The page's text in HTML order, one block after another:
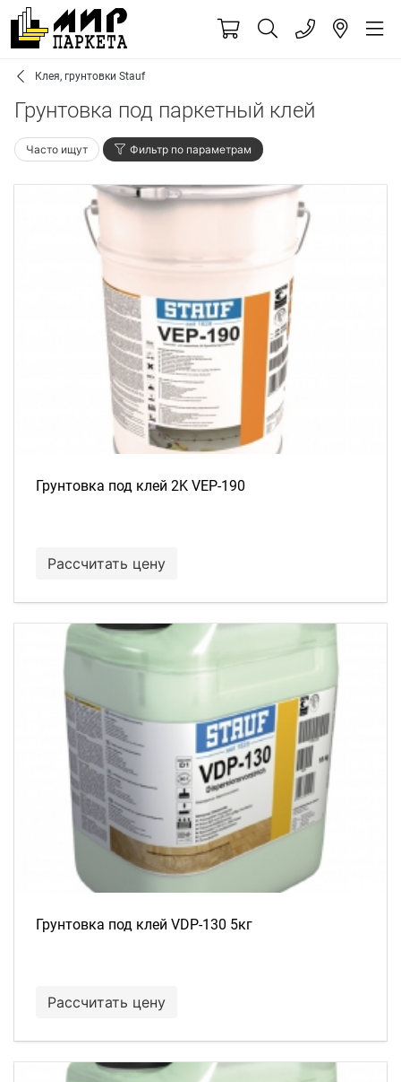
Клея, грунтовки Stauf
Грунтовка под паркетный клей
Часто ищут Фильтр по параметрам
Грунтовка под клей 2K VEP-190
Рассчитать цену
Грунтовка под клей VDP-130 5кг
Рассчитать цену